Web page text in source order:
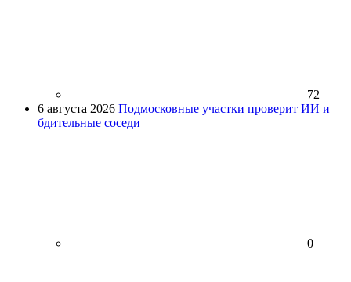
72
6 августа 2026 Подмосковные участки проверит ИИ и
бдительные соседи
0